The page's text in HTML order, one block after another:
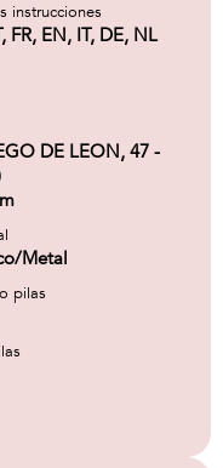
instrucciones
FR, EN, IT, DE, NL
DE LEON, 47 -
Metal
pilas